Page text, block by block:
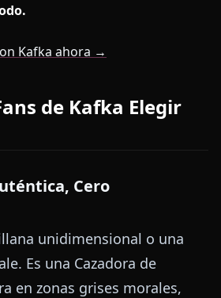
Kafka ahora →
de Kafka Elegir
Cero
unidimensional o una
Es una Cazadora de
en zonas grises morales,